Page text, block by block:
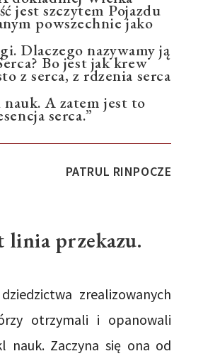
jest szczytem Pojazdu
powszechnie jako
Dlaczego nazywamy ją
Bo jest jak krew
z serca, z rdzenia serca
A zatem jest to
serca.”
PATRUL RINPOCZE
linia przekazu.
zrealizowanych
otrzymali i opanowali
nauk. Zaczyna się ona od